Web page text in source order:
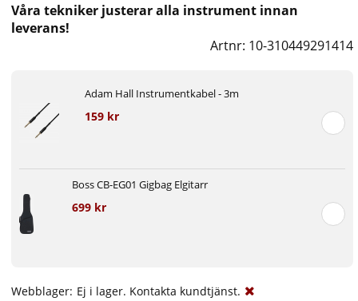
Våra tekniker justerar alla instrument innan
leverans!
Artnr: 10-310449291414
Adam Hall Instrumentkabel - 3m
159 kr
Boss CB-EG01 Gigbag Elgitarr
699 kr
Webblager: Ej i lager. Kontakta kundtjänst.